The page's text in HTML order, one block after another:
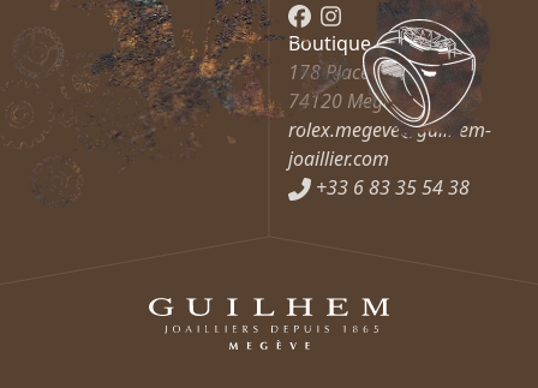
Boutique Rolex
178 Place de l’Église
74120 Megève
rolex.megeve@guilhem-
joaillier.com
+33 6 83 35 54 38